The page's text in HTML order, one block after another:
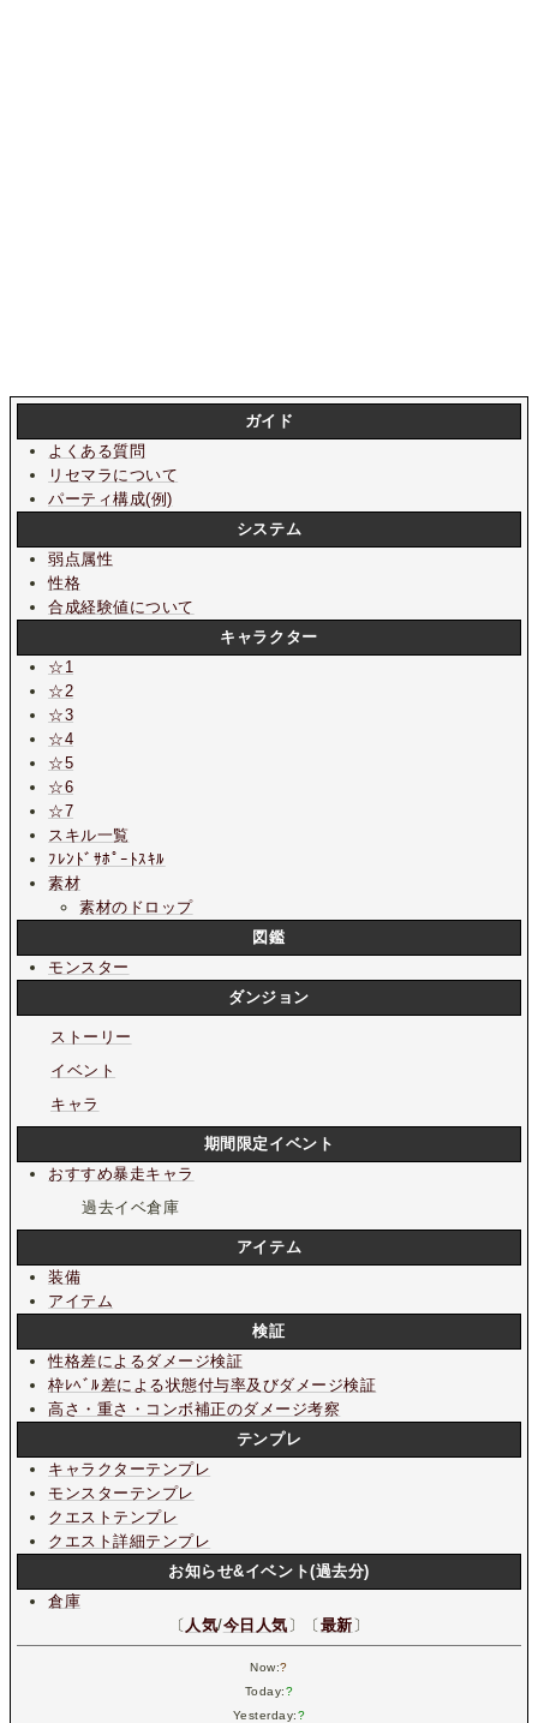
ガイド
よくある質問
リセマラについて
パーティ構成(例)
システム
弱点属性
性格
合成経験値について
キャラクター
☆1
☆2
☆3
☆4
☆5
☆6
☆7
スキル一覧
ﾌﾚﾝﾄﾞｻﾎﾟｰﾄｽｷﾙ
素材
素材のドロップ
図鑑
モンスター
ダンジョン
ストーリー
イベント
キャラ
期間限定イベント
おすすめ暴走キャラ
過去イベ倉庫
アイテム
装備
アイテム
検証
性格差によるダメージ検証
枠ﾚﾍﾞﾙ差による状態付与率及びダメージ検証
高さ・重さ・コンボ補正のダメージ考察
テンプレ
キャラクターテンプレ
モンスターテンプレ
クエストテンプレ
クエスト詳細テンプレ
お知らせ&イベント(過去分)
倉庫
〔 人気/今日人気〕〔最新〕
Now:?
Today:?
Yesterday:?